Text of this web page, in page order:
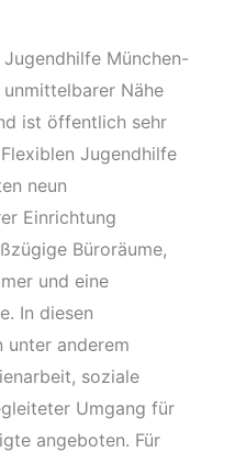
München-
Nähe
ist öffentlich sehr
Jugendhilfe
neun
Einrichtung
Büroräume,
und eine
In diesen
unter anderem
soziale
Umgang für
angeboten. Für